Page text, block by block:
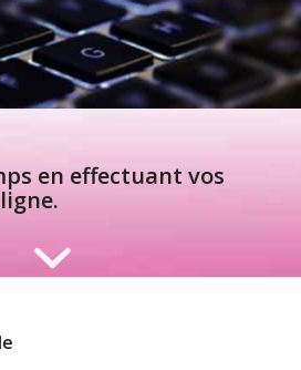
en effectuant vos